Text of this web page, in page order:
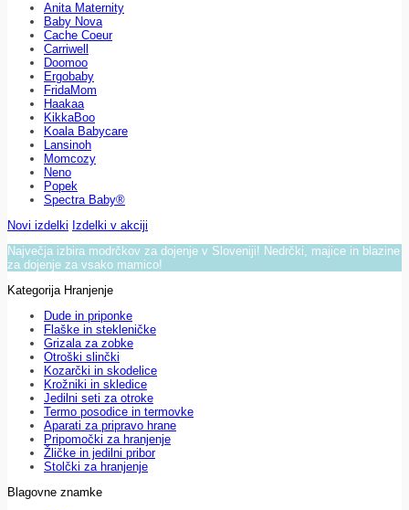
Anita Maternity
Baby Nova
Cache Coeur
Carriwell
Doomoo
Ergobaby
FridaMom
Haakaa
KikkaBoo
Koala Babycare
Lansinoh
Momcozy
Neno
Popek
Spectra Baby®
Novi izdelki Izdelki v akciji
Največja izbira modrčkov za dojenje v Sloveniji! Nedrčki, majice in blazine
za dojenje za vsako mamico!
Kategorija Hranjenje
Dude in priponke
Flaške in stekleničke
Grizala za zobke
Otroški slinčki
Kozarčki in skodelice
Krožniki in skledice
Jedilni seti za otroke
Termo posodice in termovke
Aparati za pripravo hrane
Pripomočki za hranjenje
Žličke in jedilni pribor
Stolčki za hranjenje
Blagovne znamke